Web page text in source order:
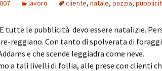
lavoro cliente, natale, pazzia,
E tutte le pubblicità devo essere natalizie.
reggiano. Con tanto di spolverata di
e che scende leggiadra come neve.
a tali livelli di follia, alle prese con clienti